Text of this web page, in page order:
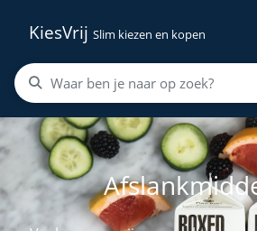
KiesVrij Slim kiezen en kopen